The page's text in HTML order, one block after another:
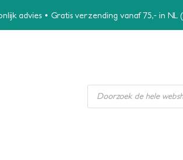
advies • Gratis verzending vanaf 75,- in NL
Producten
zoeken